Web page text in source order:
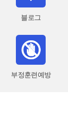
블로그
부정훈련예방